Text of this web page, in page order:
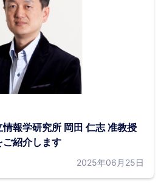
情報学研究所 岡田 仁志 准教授
紹介します
2025年06月25日